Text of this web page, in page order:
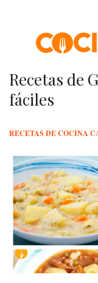
Recetas de
fáciles
RECETAS DE COCINA